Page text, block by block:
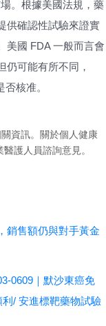
。根據美國法規，藥
供確認性試驗來證實
美國 FDA 一般而言會
仍可能有所不同，
核准。
資訊。關於個人健康
護人員諮詢意見。
銷售額仍與對手黃金
0609｜默沙東癌免
/ 安進標靶藥物試驗